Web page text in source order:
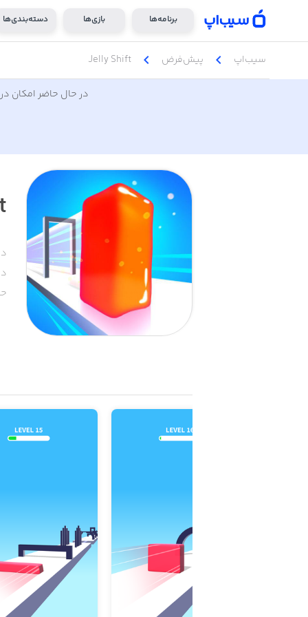
برنامه‌ها بازی‌ها دسته‌بندی‌ها
سیب‌اپ chevron_left پیش‌فرض chevron_left
Jelly Shift
در حال حاضر امکان